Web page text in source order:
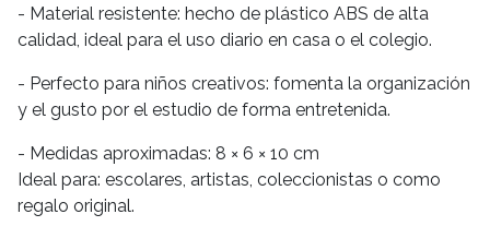
- Material resistente: hecho de plástico ABS de alta
calidad, ideal para el uso diario en casa o el colegio.
- Perfecto para niños creativos: fomenta la organización
y el gusto por el estudio de forma entretenida.
- Medidas aproximadas: 8 × 6 × 10 cm
Ideal para: escolares, artistas, coleccionistas o como
regalo original.